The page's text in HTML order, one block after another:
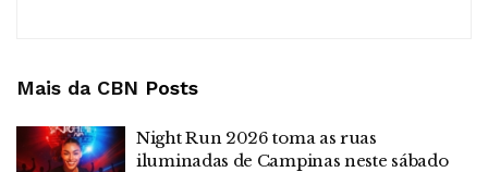
Mais da CBN Posts
Night Run 2026 toma as ruas
iluminadas de Campinas neste sábado